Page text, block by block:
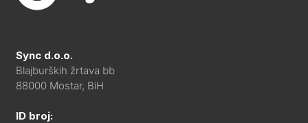
Sync d.o.o.
Blajburških žrtava bb
88000 Mostar, BiH
ID broj: